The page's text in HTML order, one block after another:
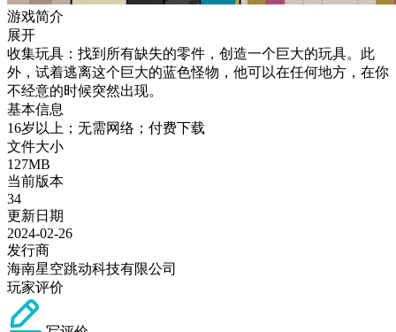
游戏简介
展开
收集玩具：找到所有缺失的零件，创造一个巨大的玩具。此
外，试着逃离这个巨大的蓝色怪物，他可以在任何地方，在你
不经意的时候突然出现。
基本信息
16岁以上；无需网络；付费下载
文件大小
127MB
当前版本
34
更新日期
2024-02-26
发行商
海南星空跳动科技有限公司
玩家评价